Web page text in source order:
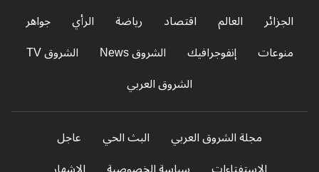
الجزائر العالم اقتصاد رياضة الرأي
جواهر
منوعات
إنفوجرافيك الشروق News
الشروق TV
الشروق العربي
مجلة الشروق العربي البث الحي
عاجل